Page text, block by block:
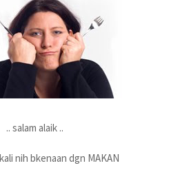
.. salam alaik ..
nih bkenaan dgn MAKAN